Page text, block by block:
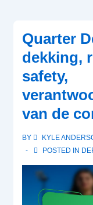
linebacker,
Ondersteuning
bij
Dekking
schema’s
Quarter
dekking,
safety,
van de
BY KYLE
POSTED IN